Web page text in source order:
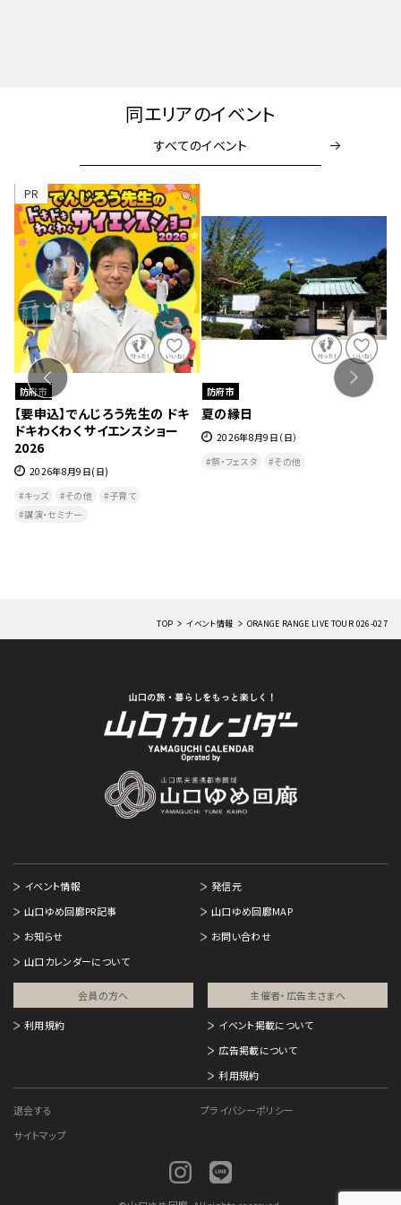
同エリアのイベント
すべてのイベント
【要申込】防府市男女共同
参画啓発講座「親子で学ぶ
お片付け講座」
2026年8月9日（日）
佐波公民館 集会室
防府市
【要申込】防府市男女共同参画啓
発講座「親子で学ぶお片付け講
座」
2026年8月9日（日）
キッズ
その他
子育て
講演・セミナー
防府市
八音採茶過鹹水・八音の響きの
宴 防府公演
TOP イベント情報 ORANGE RANGE LIVE TOUR 026-027
イベント情報
発信元
山口ゆめ回廊PR記事
山口ゆめ回廊MAP
お知らせ
お問い合わせ
山口カレンダーについて
会員の方へ
利用規約
主催者・広告主さまへ​
イベント掲載について
広告掲載について
利用規約
退会する
プライバシーポリシー
サイトマップ